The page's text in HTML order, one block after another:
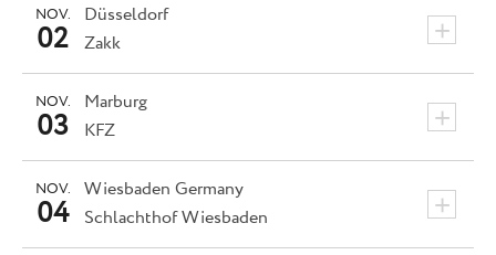
Düsseldorf +
NOV.
02 Zakk
Marburg +
NOV.
03 KFZ
Wiesbaden Germany +
NOV.
04 Schlachthof Wiesbaden